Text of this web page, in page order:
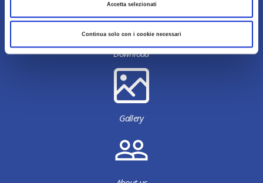
Accetta selezionati
Continua solo con i cookie necessari
Download
Gallery